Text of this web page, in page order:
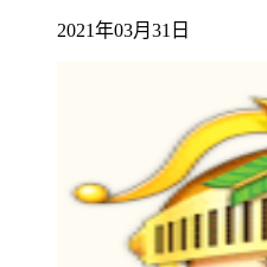
2021年03月31日